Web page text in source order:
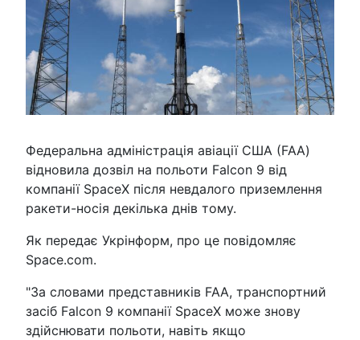
Федеральна адміністрація авіації США (FAA)
відновила дозвіл на польоти Falcon 9 від
компанії SpaceХ після невдалого приземлення
ракети-носія декілька днів тому.
Як передає Укрінформ, про це повідомляє
Space.com.
"За словами представників FAA, транспортний
засіб Falcon 9 компанії SpaceX може знову
здійснювати польоти, навіть якщо